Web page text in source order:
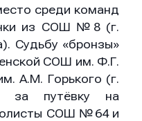
среди команд
из СОШ №8 (г.
Судьбу «бронзы»
СОШ им. Ф.Г.
А.М. Горького (г.
за путёвку на
СОШ №64 и